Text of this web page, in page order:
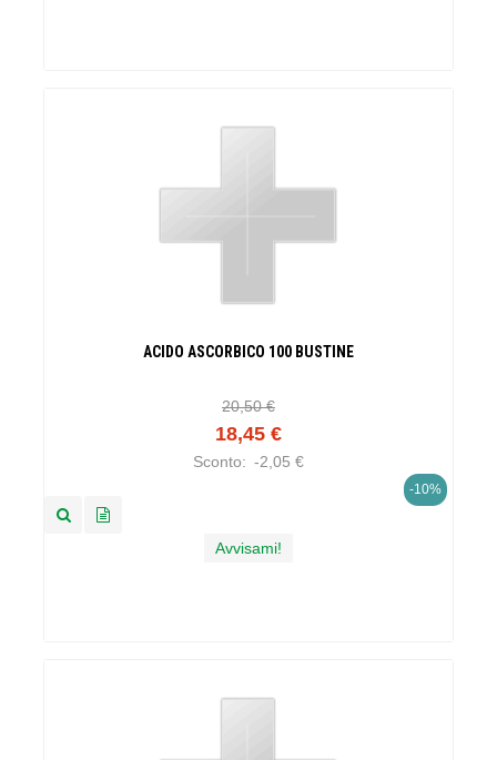
ACIDO ASCORBICO 100 BUSTINE
20,50 €
18,45 €
Sconto: -2,05 €
-10%
Avvisami!